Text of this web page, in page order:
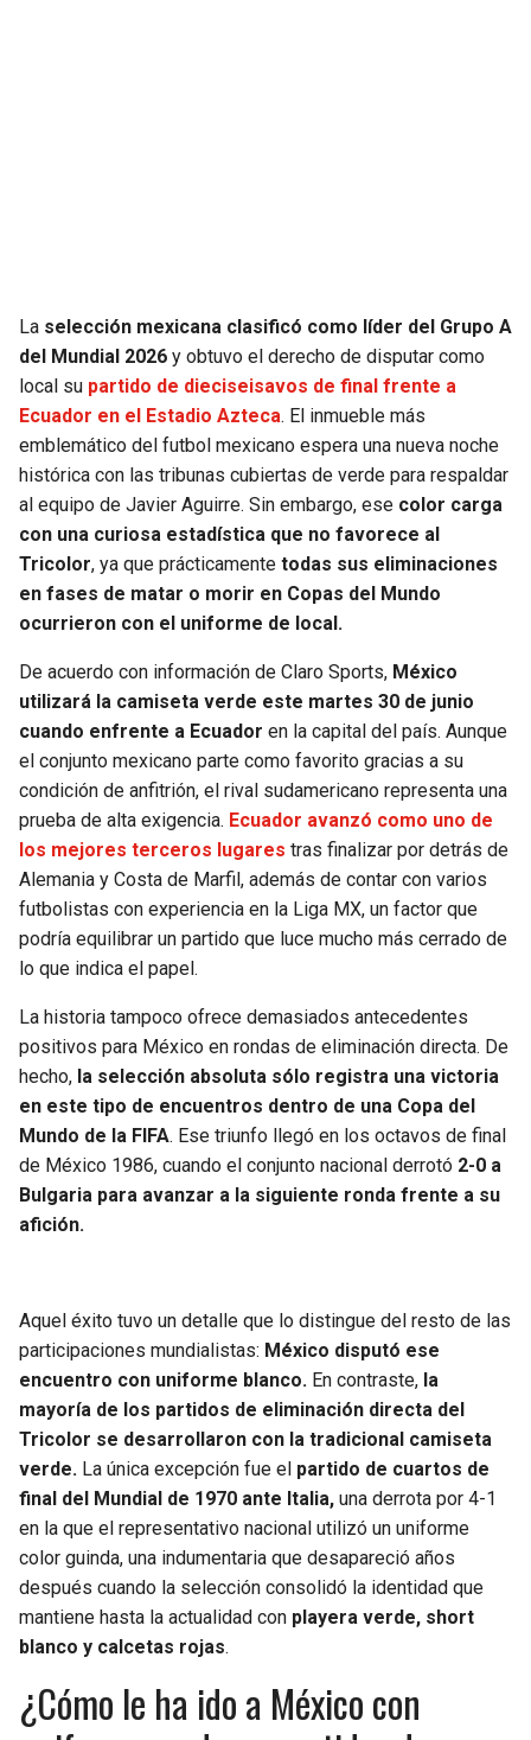
PACKERS
VIKINGS
FALCONS
PANTHERS
SAINTS
BUCCANEERS
TIMBERWOLVES
THUNDER
TRAIL BLAZERS
JAZZ
La selección mexicana clasificó como líder del Grupo A
del Mundial 2026 y obtuvo el derecho de disputar como
local su partido de dieciseisavos de final frente a
Ecuador en el Estadio Azteca. El inmueble más
emblemático del futbol mexicano espera una nueva noche
histórica con las tribunas cubiertas de verde para respaldar
al equipo de Javier Aguirre. Sin embargo, ese color carga
con una curiosa estadística que no favorece al
Tricolor, ya que prácticamente todas sus eliminaciones
en fases de matar o morir en Copas del Mundo
ocurrieron con el uniforme de local.
De acuerdo con información de Claro Sports, México
utilizará la camiseta verde este martes 30 de junio
cuando enfrente a Ecuador en la capital del país. Aunque
el conjunto mexicano parte como favorito gracias a su
condición de anfitrión, el rival sudamericano representa una
prueba de alta exigencia. Ecuador avanzó como uno de
los mejores terceros lugares tras finalizar por detrás de
Alemania y Costa de Marfil, además de contar con varios
futbolistas con experiencia en la Liga MX, un factor que
podría equilibrar un partido que luce mucho más cerrado de
lo que indica el papel.
La historia tampoco ofrece demasiados antecedentes
positivos para México en rondas de eliminación directa. De
hecho, la selección absoluta sólo registra una victoria
en este tipo de encuentros dentro de una Copa del
Mundo de la FIFA. Ese triunfo llegó en los octavos de final
de México 1986, cuando el conjunto nacional derrotó 2-0 a
Bulgaria para avanzar a la siguiente ronda frente a su
afición.
Aquel éxito tuvo un detalle que lo distingue del resto de las
participaciones mundialistas: México disputó ese
encuentro con uniforme blanco. En contraste, la
mayoría de los partidos de eliminación directa del
Tricolor se desarrollaron con la tradicional camiseta
verde. La única excepción fue el partido de cuartos de
final del Mundial de 1970 ante Italia, una derrota por 4-1
en la que el representativo nacional utilizó un uniforme
color guinda, una indumentaria que desapareció años
después cuando la selección consolidó la identidad que
mantiene hasta la actualidad con playera verde, short
blanco y calcetas rojas.
¿Cómo le ha ido a México con